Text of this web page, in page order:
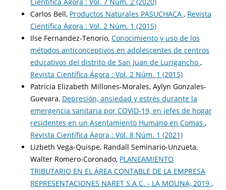
Carlos Bell, Productos Naturales PASUCHACA , Revista
Científica Ágora : Vol. 2 Núm. 1 (2015)
Ilse Fernandez-Tenorio, Conocimiento y uso de los
métodos anticonceptivos en adolescentes de centros
educativos del distrito de San Juan de Lurigancho ,
Revista Científica Ágora : Vol. 2 Núm. 1 (2015)
Patricia Elizabeth Millones-Morales, Aylyn Gonzales-
Guevara, Depresión, ansiedad y estrés durante la
emergencia sanitaria por COVID-19, en jefes de hogar
residentes en un Asentamiento Humano en Comas ,
Revista Científica Ágora : Vol. 8 Núm. 1 (2021)
Lizbeth Vega-Quispe, Randall Seminario-Unzueta,
Walter Romero-Coronado, PLANEAMIENTO
TRIBUTARIO EN EL ÁREA CONTABLE DE LA EMPRESA
REPRESENTACIONES NARET S.A.C. - LA MOLINA, 2019 ,